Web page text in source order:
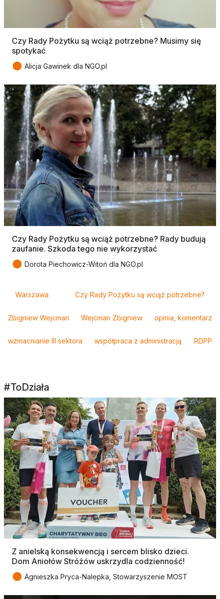
Czy Rady Pożytku są wciąż potrzebne? Musimy się
spotykać
● Alicja Gawinek dla NGO.pl
Czy Rady Pożytku są wciąż potrzebne? Rady budują
zaufanie. Szkoda tego nie wykorzystać
● Dorota Piechowicz-Witoń dla NGO.pl
Warszawa Czy Rady Pożytku są wciąż potrzebne?
Zbigniew Wejcman Wejcman Zbigniew opinia, komentarz
wzmacnianie III sektora współpraca z administracją RDPP
#ToDziała
Z anielską konsekwencją i sercem blisko dzieci.
Dom Aniołów Stróżów uskrzydla codzienność!
● Agnieszka Pryca-Nalepka, Stowarzyszenie MOST